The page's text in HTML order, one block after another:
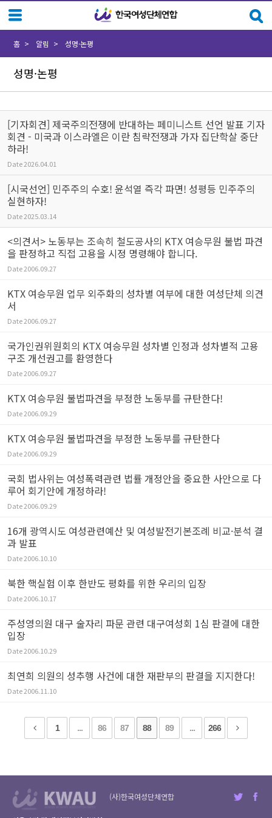
성명·논평
홈 알림 성명·논평
[기자회견] 제국주의전쟁에 반대하는 페미니스트 선언 발표 기자
회견 - 미국과 이스라엘은 이란 침략전쟁과 가자 집단학살 중단
하라!
Date2026.04.01
[시국선언] 민주주의 수호! 윤석열 즉각 파면! 성평등 민주주의
실현하자!
Date2025.03.14
<의견서> 노동부는 조속히 철도공사의 KTX 여승무원 불법 파견
을 판정하고 직접 고용을 시정 명령해야 합니다.
Date2006.09.27
KTX 여승무원 업무 외주화의 성차별 여부에 대한 여성단체 의견
서
Date2006.09.27
국가인권위원회의 KTX 여승무원 성차별 인정과 성차별적 고용
구조 개선권고를 환영한다
Date2006.09.27
KTX 여승무원 불법파견을 부정한 노동부를 규탄한다!
Date2006.09.29
KTX 여승무원 불법파견을 부정한 노동부를 규탄한다
Date2006.09.29
국회 법사위는 여성폭력관련 법률 개정안을 중요한 사안으로 다
루어 회기안에 개정하라!
Date2006.09.29
16개 광역시도 여성관련예산 및 여성발전기본조례 비교·분석 결
과 발표
Date2006.10.10
북한 핵실험 이후 한반도 평화를 위한 우리의 입장
Date2006.10.17
주성영의원 대구 술자리 파문 관련 대구여성회 1심 판결에 대한
입장
Date2006.10.29
최연희 의원의 성추행 사건에 대한 재판부의 판결을 지지한다!
Date2006.11.10
1 ... 86 87 88 89 ... 266
(사)한국여성단체연합